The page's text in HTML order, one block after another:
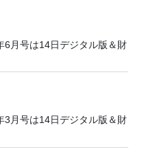
6月号は14日デジタル版＆財
3月号は14日デジタル版＆財